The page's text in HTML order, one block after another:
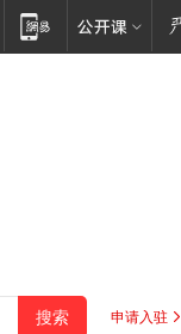
申请入驻